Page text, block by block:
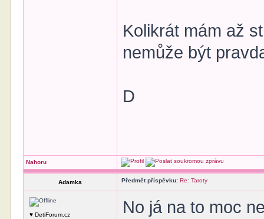
Kolikrát mám až
nemůže být
D
Nahoru
Adamka Předmět příspěvku: Re: Taroty
♥ DetiForum.cz
No já na to moc